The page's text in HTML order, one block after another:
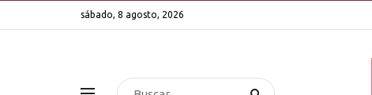
sábado, 8 agosto, 2026